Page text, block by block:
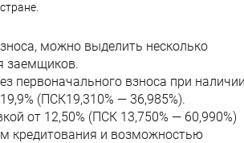
можно выделить несколько
заемщиков.
первоначального взноса при
(ПСК19,310% — 36,985%).
от 12,50% (ПСК 13,750% — 60,990%)
кредитования и возможностью